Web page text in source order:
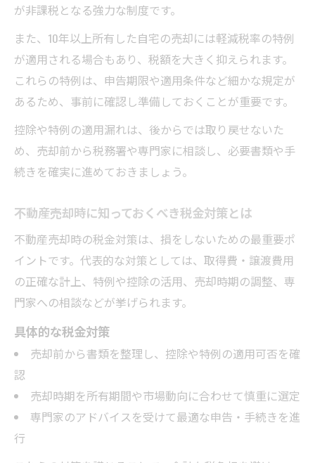
が非課税となる強力な制度です。
また、10年以上所有した自宅の売却には軽減税率の特例
が適用される場合もあり、税額を大きく抑えられます。
これらの特例は、申告期限や適用条件など細かな規定が
あるため、事前に確認し準備しておくことが重要です。
控除や特例の適用漏れは、後からでは取り戻せないた
め、売却前から税務署や専門家に相談し、必要書類や手
続きを確実に進めておきましょう。
不動産売却時に知っておくべき税金対策とは
不動産売却時の税金対策は、損をしないための最重要ポ
イントです。代表的な対策としては、取得費・譲渡費用
の正確な計上、特例や控除の活用、売却時期の調整、専
門家への相談などが挙げられます。
具体的な税金対策
売却前から書類を整理し、控除や特例の適用可否を確
認
売却時期を所有期間や市場動向に合わせて慎重に選定
専門家のアドバイスを受けて最適な申告・手続きを進
行